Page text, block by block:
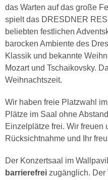
das Warten auf das große
spielt das DRESDNER
beliebten festlichen
barocken Ambiente des
Klassik und bekannte
Mozart und Tschaikovsky.
Weihnachtszeit.
Wir haben freie Platzwahl
Plätze im Saal ohne
Einzelplätze frei. Wir freuen
Rücksichtnahme und Ihr
Der Konzertsaal im
barrierefrei zugänglich.